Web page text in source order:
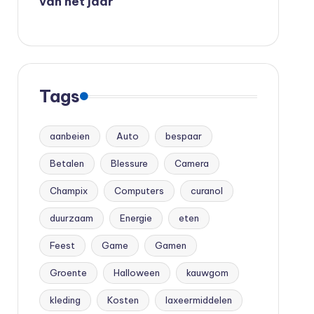
Tags
aanbeien Auto bespaar
Betalen Blessure Camera
Champix Computers curanol
duurzaam Energie eten
Feest Game Gamen
Groente Halloween kauwgom
kleding Kosten laxeermiddelen